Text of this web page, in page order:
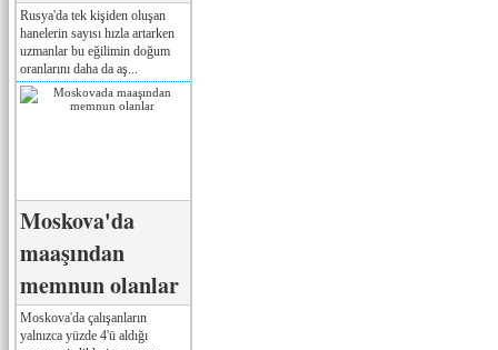
Rusya'da tek kişiden oluşan
hanelerin sayısı hızla artarken
uzmanlar bu eğilimin doğum
oranlarını daha da aş...
Moskova'da
maaşından
memnun olanlar
Moskova'da çalışanların
yalnızca yüzde 4'ü aldığı